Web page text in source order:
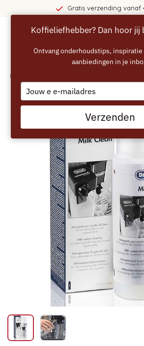
Gratis verzending vanaf
Home
Koffieliefhebber? Dan hoor jij
Ontvang onderhoudstips,
aanbiedingen in je
Type
your
email
Verzenden